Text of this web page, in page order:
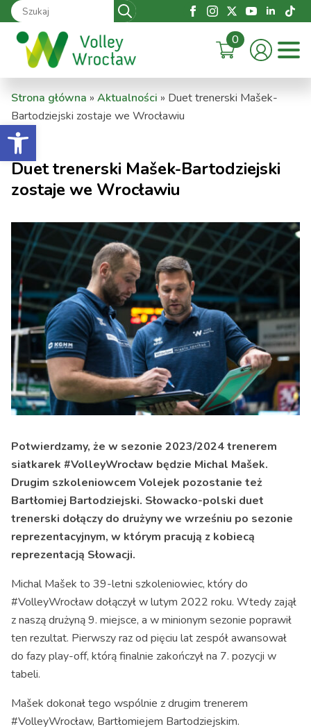
Otwórz pasek narzędzi
Search
for:
0
Strona główna » Aktualności » Duet trenerski Mašek-
Bartodziejski zostaje we Wrocławiu
Duet trenerski Mašek-Bartodziejski
zostaje we Wrocławiu
Potwierdzamy, że w sezonie 2023/2024 trenerem
siatkarek #VolleyWrocław będzie Michal Mašek.
Drugim szkoleniowcem Volejek pozostanie też
Bartłomiej Bartodziejski. Słowacko-polski duet
trenerski dołączy do drużyny we wrześniu po sezonie
reprezentacyjnym, w którym pracują z kobiecą
reprezentacją Słowacji.
Michal Mašek to 39-letni szkoleniowiec, który do
#VolleyWrocław dołączył w lutym 2022 roku. Wtedy zajął
z naszą drużyną 9. miejsce, a w minionym sezonie poprawił
ten rezultat. Pierwszy raz od pięciu lat zespół awansował
do fazy play-off, którą finalnie zakończył na 7. pozycji w
tabeli.
Mašek dokonał tego wspólnie z drugim trenerem
#VolleyWrocław, Bartłomiejem Bartodziejskim.